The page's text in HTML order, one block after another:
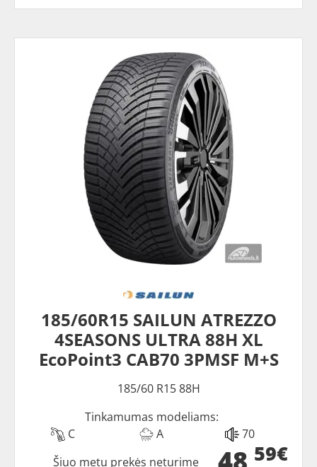
185/60R15 SAILUN ATREZZO
4SEASONS ULTRA 88H XL
EcoPoint3 CAB70 3PMSF M+S
185/60 R15 88H
Tinkamumas modeliams:
C
A 70
59€
Šiuo metu prekės neturime